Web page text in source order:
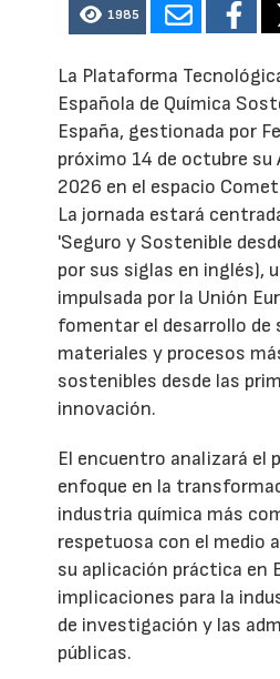
1985
La Plataforma
Española de Química
España, gestionada por
próximo 14 de octubre su
2026 en el espacio
La jornada estará
'Seguro y Sostenible
por sus siglas en inglés),
impulsada por la Unión
fomentar el desarrollo de
materiales y procesos
sostenibles desde las
innovación.
El encuentro analizará el
enfoque en la
industria química más
respetuosa con el medio
su aplicación práctica en
implicaciones para la
de investigación y las
públicas.